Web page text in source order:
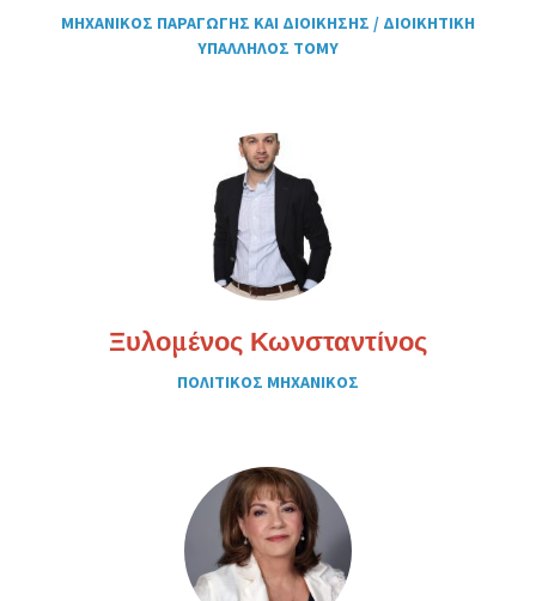
ΜΗΧΑΝΙΚΟΣ ΠΑΡΑΓΩΓΗΣ ΚΑΙ ΔΙΟΙΚΗΣΗΣ / ΔΙΟΙΚΗΤΙΚΗ
ΥΠΑΛΛΗΛΟΣ ΤΟΜΥ
Ξυλομένος Κωνσταντίνος
ΠΟΛΙΤΙΚΟΣ ΜΗΧΑΝΙΚΟΣ